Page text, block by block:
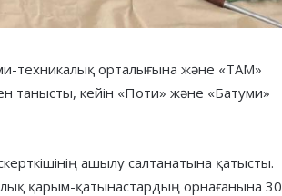
техникалық орталығына және «ТАМ»
танысты, кейін «Поти» және «Батуми»
ашылу салтанатына қатысты.
қарым-қатынастардың орнағанына 30